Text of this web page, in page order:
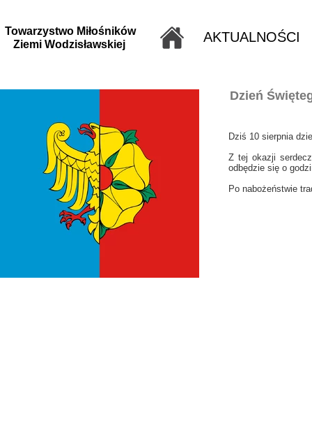
Dziś 10 sierpnia
Z tej okazji
odbędzie się o
Po nabożeństwie
Dzień
Towarzystwo Miłośników
Ziemi Wodzisławskiej
AKTUALNOŚCI